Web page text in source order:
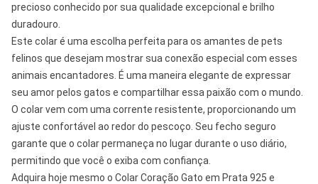
precioso conhecido por sua qualidade excepcional e brilho
duradouro.
Este colar é uma escolha perfeita para os amantes de pets
felinos que desejam mostrar sua conexão especial com esses
animais encantadores. É uma maneira elegante de expressar
seu amor pelos gatos e compartilhar essa paixão com o mundo.
O colar vem com uma corrente resistente, proporcionando um
ajuste confortável ao redor do pescoço. Seu fecho seguro
garante que o colar permaneça no lugar durante o uso diário,
permitindo que você o exiba com confiança.
Adquira hoje mesmo o Colar Coração Gato em Prata 925 e